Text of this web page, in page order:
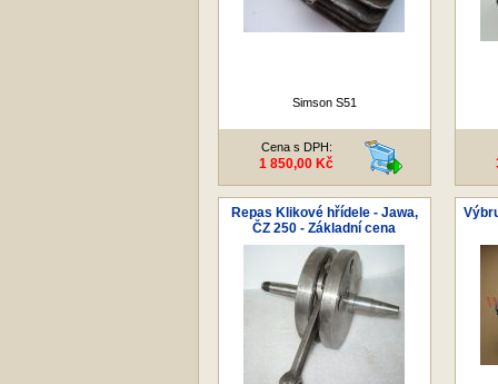
Simson S51
Cena s DPH:
1 850,00 Kč
Repas Klikové hřídele - Jawa,
ČZ 250 - Základní cena